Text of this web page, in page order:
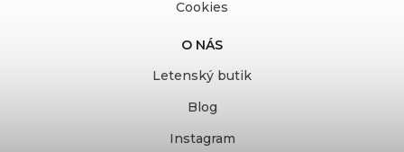
Cookies
O NÁS
Letenský butik
Blog
Instagram